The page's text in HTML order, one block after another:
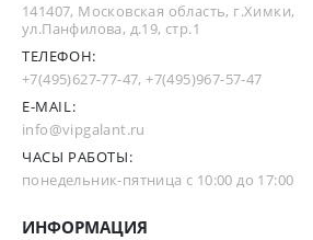
141407, Московская область, г.Химки,
ул.Панфилова, д.19, стр.1
ТЕЛЕФОН:
+7(495)627-77-47,+7(495)967-57-47
E-MAIL:
info@vipgalant.ru
ЧАСЫ РАБОТЫ:
понедельник-пятница с 10:00 до 17:00
ИНФОРМАЦИЯ